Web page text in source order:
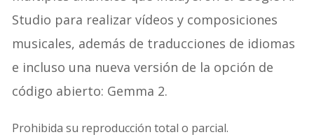
Studio para realizar vídeos y composiciones
musicales, además de traducciones de idiomas
e incluso una nueva versión de la opción de
código abierto: Gemma 2.
Prohibida su reproducción total o parcial.